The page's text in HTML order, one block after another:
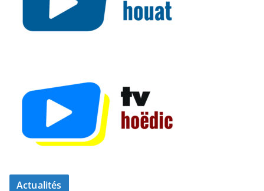
Actualités